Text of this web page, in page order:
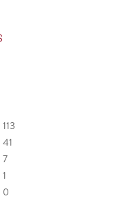
113
41
7
1
0